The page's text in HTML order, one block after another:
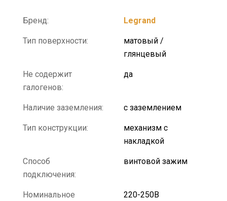
Бренд: Legrand
Тип поверхности:
матовый /
глянцевый
Не содержит
галогенов:
да
Наличие заземления: с заземлением
Тип конструкции:
механизм с
накладкой
Способ
подключения:
винтовой зажим
Номинальное
220-250В